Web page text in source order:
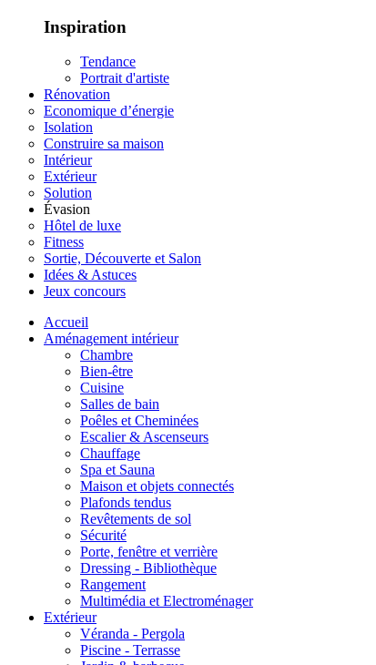
Inspiration
Tendance
Portrait d'artiste
Rénovation
Economique d’énergie
Isolation
Construire sa maison
Intérieur
Extérieur
Solution
Évasion
Hôtel de luxe
Fitness
Sortie, Découverte et Salon
Idées & Astuces
Jeux concours
Accueil
Aménagement intérieur
Chambre
Bien-être
Cuisine
Salles de bain
Poêles et Cheminées
Escalier & Ascenseurs
Chauffage
Spa et Sauna
Maison et objets connectés
Plafonds tendus
Revêtements de sol
Sécurité
Porte, fenêtre et verrière
Dressing - Bibliothèque
Rangement
Multimédia et Electroménager
Extérieur
Véranda - Pergola
Piscine - Terrasse